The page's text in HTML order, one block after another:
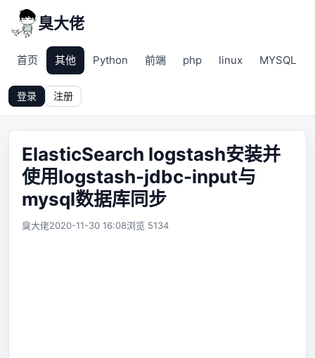
臭大佬
首页 其他 Python 前端 php linux MYSQL
登录 注册
ElasticSearch logstash安装并
使用logstash-jdbc-input与
mysql数据库同步
臭大佬2020-11-30 16:08浏览 5134